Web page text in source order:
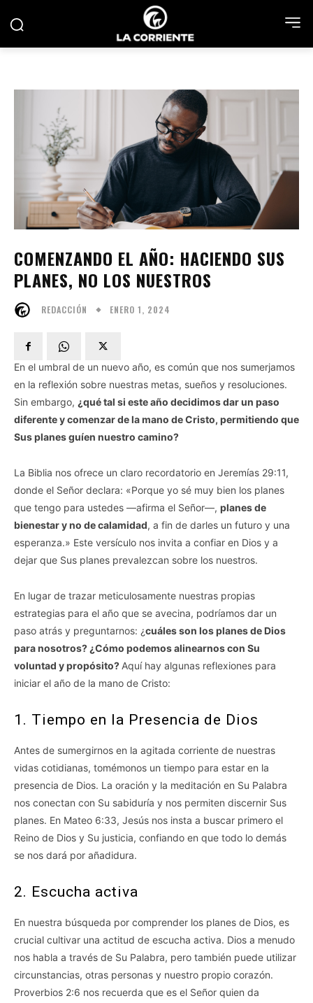
COMENZANDO EL AÑO: HACIENDO SUS
PLANES, NO LOS NUESTROS
REDACCIÓN ENERO 1, 2024
En el umbral de un nuevo año, es común que nos sumerjamos
en la reflexión sobre nuestras metas, sueños y resoluciones.
Sin embargo, ¿qué tal si este año decidimos dar un paso
diferente y comenzar de la mano de Cristo, permitiendo que
Sus planes guíen nuestro camino?
La Biblia nos ofrece un claro recordatorio en Jeremías 29:11,
donde el Señor declara: «Porque yo sé muy bien los planes
que tengo para ustedes —afirma el Señor—, planes de
bienestar y no de calamidad, a fin de darles un futuro y una
esperanza.» Este versículo nos invita a confiar en Dios y a
dejar que Sus planes prevalezcan sobre los nuestros.
En lugar de trazar meticulosamente nuestras propias
estrategias para el año que se avecina, podríamos dar un
paso atrás y preguntarnos: ¿cuáles son los planes de Dios
para nosotros? ¿Cómo podemos alinearnos con Su
voluntad y propósito? Aquí hay algunas reflexiones para
iniciar el año de la mano de Cristo:
1. Tiempo en la Presencia de Dios
Antes de sumergirnos en la agitada corriente de nuestras
vidas cotidianas, tomémonos un tiempo para estar en la
presencia de Dios. La oración y la meditación en Su Palabra
nos conectan con Su sabiduría y nos permiten discernir Sus
planes. En Mateo 6:33, Jesús nos insta a buscar primero el
Reino de Dios y Su justicia, confiando en que todo lo demás
se nos dará por añadidura.
2. Escucha activa
En nuestra búsqueda por comprender los planes de Dios, es
crucial cultivar una actitud de escucha activa. Dios a menudo
nos habla a través de Su Palabra, pero también puede utilizar
circunstancias, otras personas y nuestro propio corazón.
Proverbios 2:6 nos recuerda que es el Señor quien da